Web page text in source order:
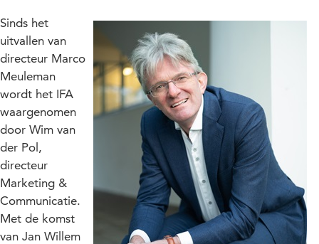
Sinds het
uitvallen van
directeur Marco
Meuleman
wordt het IFA
waargenomen
door Wim van
der Pol,
directeur
Marketing &
Communicatie.
Met de komst
van Jan Willem